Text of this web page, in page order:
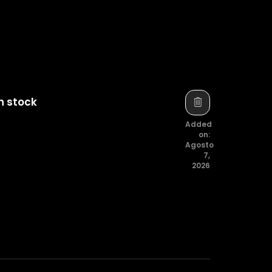
stock
Added
on:
Agosto
7,
2026